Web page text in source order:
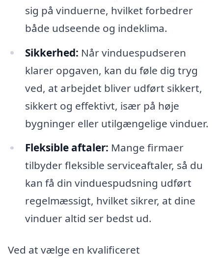
sig på vinduerne, hvilket forbedrer
både udseende og indeklima.
Sikkerhed: Når vinduespudseren
klarer opgaven, kan du føle dig tryg
ved, at arbejdet bliver udført sikkert,
sikkert og effektivt, især på høje
bygninger eller utilgængelige vinduer.
Fleksible aftaler: Mange firmaer
tilbyder fleksible serviceaftaler, så du
kan få din vinduespudsning udført
regelmæssigt, hvilket sikrer, at dine
vinduer altid ser bedst ud.
Ved at vælge en kvalificeret